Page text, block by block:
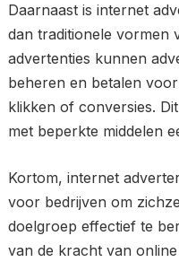
Daarnaast is internet
dan traditionele vormen
advertenties kunnen
beheren en betalen
klikken of conversies.
met beperkte middelen
Kortom, internet
voor bedrijven om
doelgroep effectief te
van de kracht van